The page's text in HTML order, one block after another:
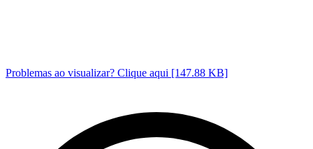
Problemas ao visualizar? Clique aqui [147.88 KB]